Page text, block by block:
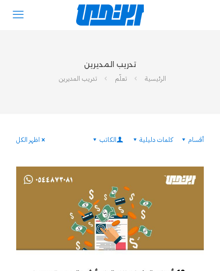
تدريب المديرين
الرئيسية
تعلّم تدريب المديرين
أقسام كلمات دليلية الكاتب اظهر الكل